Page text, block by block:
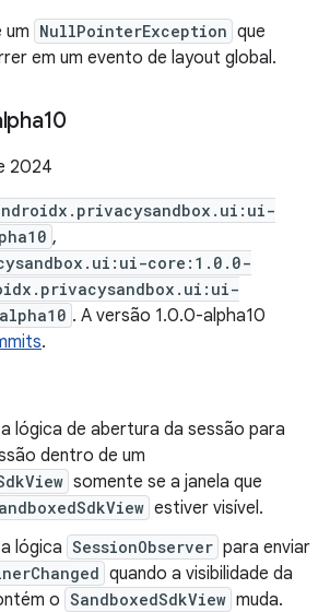
NullPointerException que
em um evento de layout global.
2024
,
core:1.0.0-
. A versão 1.0.0-alpha10
.
lógica de abertura da sessão para
dentro de um
somente se a janela que
estiver visível.
lógica SessionObserver para enviar
quando a visibilidade da
o SandboxedSdkView muda.